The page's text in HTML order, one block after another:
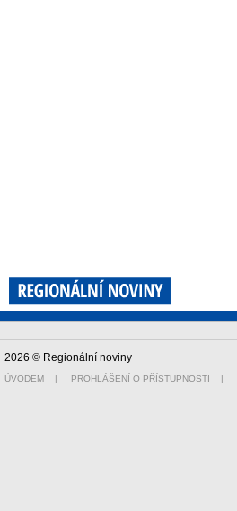
2026 © Regionální noviny
ÚVODEM | PROHLÁŠENÍ O PŘÍSTUPNOSTI |